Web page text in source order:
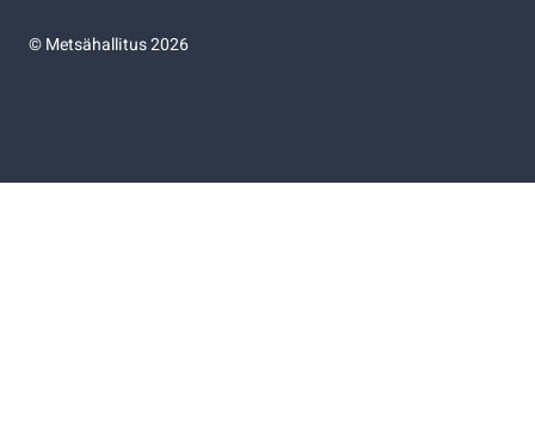
©Metsähallitus 2026